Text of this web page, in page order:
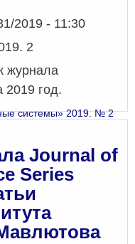
2019 - 11:30
журнала
год.
системы» 2019. № 2
Journal of
Series